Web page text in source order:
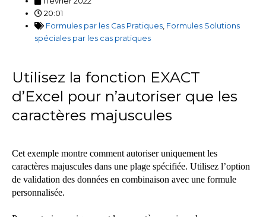
20:01
Formules par les Cas Pratiques, Formules Solutions
spéciales par les cas pratiques
Utilisez la fonction EXACT
d’Excel pour n’autoriser que les
caractères majuscules
Cet exemple montre comment autoriser uniquement les
caractères majuscules dans une plage spécifiée. Utilisez l’option
de validation des données en combinaison avec une formule
personnalisée.